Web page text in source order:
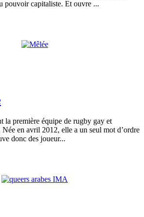
pouvoir capitaliste. Et ouvre ...
la première équipe de rugby gay et
en avril 2012, elle a un seul mot d’ordre
donc des joueur...